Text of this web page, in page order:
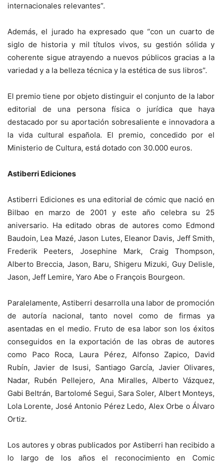
internacionales relevantes”.
Además, el jurado ha expresado que “con un cuarto de
siglo de historia y mil títulos vivos, su gestión sólida y
coherente sigue atrayendo a nuevos públicos gracias a la
variedad y a la belleza técnica y la estética de sus libros”.
El premio tiene por objeto distinguir el conjunto de la labor
editorial de una persona física o jurídica que haya
destacado por su aportación sobresaliente e innovadora a
la vida cultural española. El premio, concedido por el
Ministerio de Cultura, está dotado con 30.000 euros.
Astiberri Ediciones
Astiberri Ediciones es una editorial de cómic que nació en
Bilbao en marzo de 2001 y este año celebra su 25
aniversario. Ha editado obras de autores como Edmond
Baudoin, Lea Mazé, Jason Lutes, Eleanor Davis, Jeff Smith,
Frederik Peeters, Josephine Mark, Craig Thompson,
Alberto Breccia, Jason, Baru, Shigeru Mizuki, Guy Delisle,
Jason, Jeff Lemire, Yaro Abe o François Bourgeon.
Paralelamente, Astiberri desarrolla una labor de promoción
de autoría nacional, tanto novel como de firmas ya
asentadas en el medio. Fruto de esa labor son los éxitos
conseguidos en la exportación de las obras de autores
como Paco Roca, Laura Pérez, Alfonso Zapico, David
Rubín, Javier de Isusi, Santiago García, Javier Olivares,
Nadar, Rubén Pellejero, Ana Miralles, Alberto Vázquez,
Gabi Beltrán, Bartolomé Segui, Sara Soler, Albert Monteys,
Lola Lorente, José Antonio Pérez Ledo, Alex Orbe o Álvaro
Ortiz.
Los autores y obras publicados por Astiberri han recibido a
lo largo de los años el reconocimiento en Comic